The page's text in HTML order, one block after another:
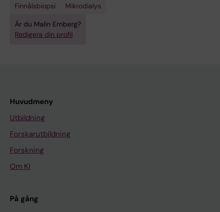
Finnålsbiopsi
Mikrodialys
Är du Malin Ernberg?
Redigera din profil
Huvudmeny
Utbildning
Forskarutbildning
Forskning
Om KI
På gång